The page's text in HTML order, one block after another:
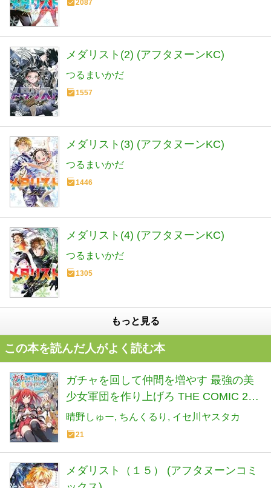
2087
メダリスト(2) (アフタヌーンKC)
つるまいかだ
1557
メダリスト(3) (アフタヌーンKC)
つるまいかだ
1446
メダリスト(4) (アフタヌーンKC)
つるまいかだ
1305
もっと見る
この本を読んだ人がよく読む本
ガチャを回して仲間を増やす 最強の美
少女軍団を作り上げろ THE COMIC 2
(ライドコミックス)
晴野しゅー ちんくるり イセ川ヤスタカ
21
メダリスト（１５） (アフタヌーンコミ